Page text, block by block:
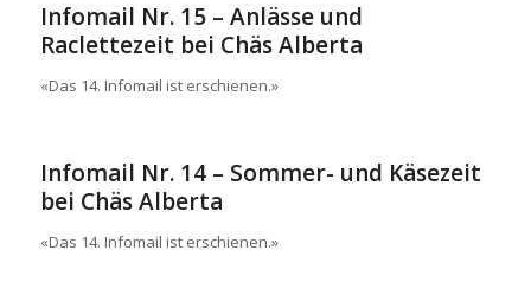
Infomail Nr. 15 – Anlässe und
Raclettezeit bei Chäs Alberta
«Das 14. Infomail ist erschienen.»
Infomail Nr. 14 – Sommer- und Käsezeit
bei Chäs Alberta
«Das 14. Infomail ist erschienen.»